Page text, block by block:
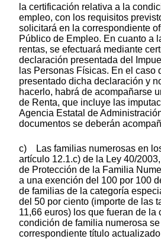
la certificación relativa a la
empleo, con los requisitos
solicitará en la correspondiente
Público de Empleo. En cuanto a
rentas, se efectuará mediante
declaración presentada del
las Personas Físicas. En el caso
presentado dicha declaración y
hacerlo, habrá de acompañarse
de Renta, que incluye las
Agencia Estatal de
documentos se deberán
c) Las familias numerosas en
artículo 12.1.c) de la Ley 40/
de Protección de la Familia
a una exención del 100 por 100
de familias de la categoría
del 50 por ciento (importe de las
11,66 euros) los que fueran de la
condición de familia numerosa
correspondiente título